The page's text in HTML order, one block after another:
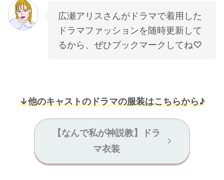
広瀬アリスさんがドラマで着用した
ドラマファッションを随時更新して
るから、ぜひブックマークしてね♡
↓他のキャストのドラマの服装はこちらから♪
【なんで私が神説教】ドラ
マ衣装